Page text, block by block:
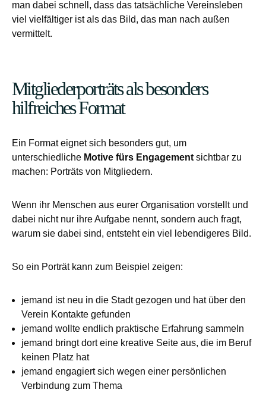
man dabei schnell, dass das tatsächliche Vereinsleben
viel vielfältiger ist als das Bild, das man nach außen
vermittelt.
Mitgliederporträts als besonders
hilfreiches Format
Ein Format eignet sich besonders gut, um
unterschiedliche Motive fürs Engagement sichtbar zu
machen: Porträts von Mitgliedern.
Wenn ihr Menschen aus eurer Organisation vorstellt und
dabei nicht nur ihre Aufgabe nennt, sondern auch fragt,
warum sie dabei sind, entsteht ein viel lebendigeres Bild.
So ein Porträt kann zum Beispiel zeigen:
jemand ist neu in die Stadt gezogen und hat über den
Verein Kontakte gefunden
jemand wollte endlich praktische Erfahrung sammeln
jemand bringt dort eine kreative Seite aus, die im Beruf
keinen Platz hat
jemand engagiert sich wegen einer persönlichen
Verbindung zum Thema